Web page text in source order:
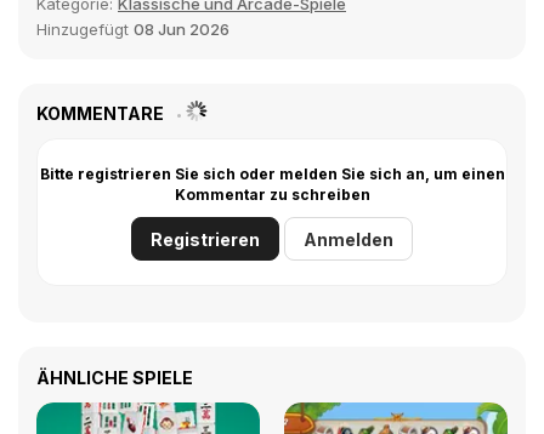
Hinzugefügt 08 Jun 2026
KOMMENTARE
Bitte registrieren Sie sich oder melden Sie sich an, um einen
Kommentar zu schreiben
Registrieren Anmelden
ÄHNLICHE SPIELE